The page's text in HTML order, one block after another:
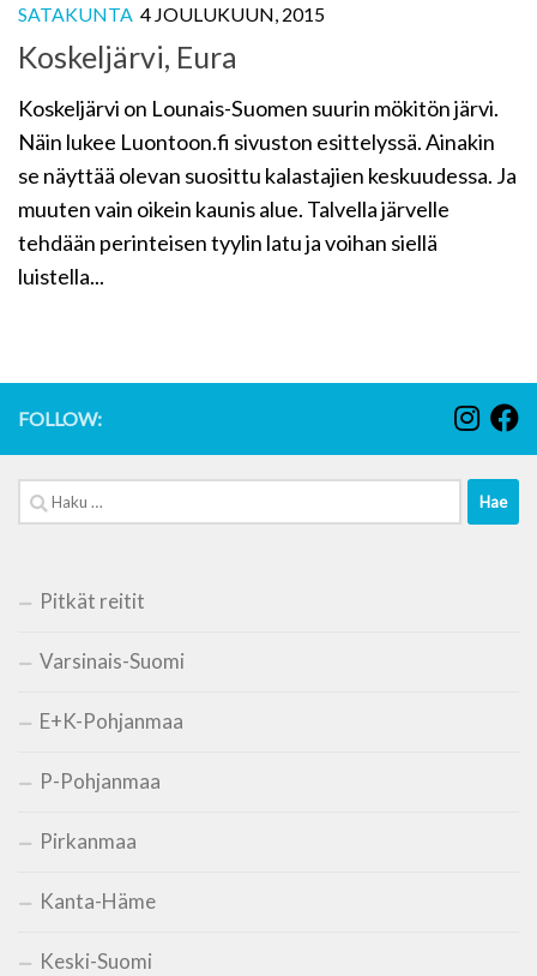
SATAKUNTA 4 JOULUKUUN, 2015
Koskeljärvi, Eura
Koskeljärvi on Lounais-Suomen suurin mökitön järvi.
Näin lukee Luontoon.fi sivuston esittelyssä. Ainakin
se näyttää olevan suosittu kalastajien keskuudessa. Ja
muuten vain oikein kaunis alue. Talvella järvelle
tehdään perinteisen tyylin latu ja voihan siellä
luistella...
FOLLOW:
Haku:
Pitkät reitit
Varsinais-Suomi
E+K-Pohjanmaa
P-Pohjanmaa
Pirkanmaa
Kanta-Häme
Keski-Suomi